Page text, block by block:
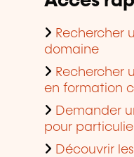
Rechercher
domaine
Rechercher
en formation
Demander
pour
Découvrir